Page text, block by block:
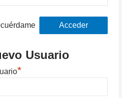
Usuario
*